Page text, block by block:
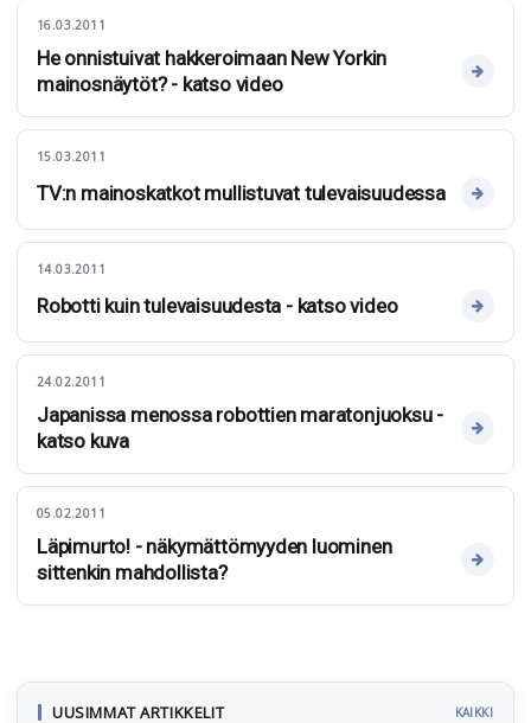
16.03.2011
He onnistuivat hakkeroimaan New Yorkin
mainosnäytöt? - katso video
15.03.2011
TV:n mainoskatkot mullistuvat tulevaisuudessa
14.03.2011
Robotti kuin tulevaisuudesta - katso video
24.02.2011
Japanissa menossa robottien maratonjuoksu -
katso kuva
05.02.2011
Läpimurto! - näkymättömyyden luominen
sittenkin mahdollista?
UUSIMMAT ARTIKKELIT KAIKKI